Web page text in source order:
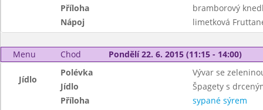
Příloha
bramborový
Nápoj
limetková
Menu Chod Pondělí 22. 6. 2015 (11:15 - 14:00)
Jídlo
Polévka
Vývar se
Jídlo
Špagety s
Příloha
sypané sýrem